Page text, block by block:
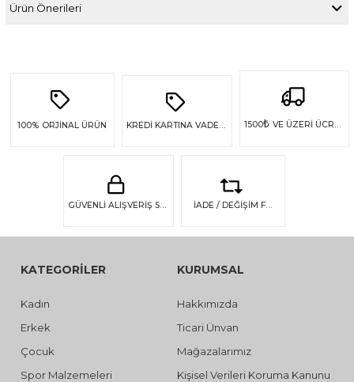
Ürün Önerileri
100% ORJİNAL ÜRÜN 1500₺ VE ÜZERİ ÜCRETSİZ KARGO
GÜVENLİ ALIŞVERİŞ SSL GÜVENLİĞİ İADE / DEĞİŞİM FIRSATI
KATEGORİLER
Kadın
Erkek
Çocuk
Spor Malzemeleri
KURUMSAL
Hakkımızda
Ticari Ünvan
Mağazalarımız
Kişisel Verileri Koruma Kanunu